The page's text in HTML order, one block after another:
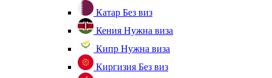
Катар Без виз
Кения Нужна виза
Кипр Нужна виза
Киргизия Без виз